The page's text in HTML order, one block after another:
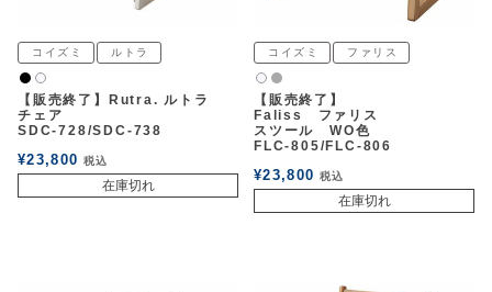
コイズミ ルトラ
黒 白2
【販売終了】Rutra. ルトラ
チェア
SDC-728/SDC-738
¥23,800 税込
在庫切れ
コイズミ ファリス
白2グレー
【販売終了】
Faliss ファリス
スツール WO色
FLC-805/FLC-806
¥23,800 税込
在庫切れ